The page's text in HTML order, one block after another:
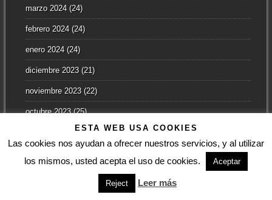
marzo 2024(24)
febrero 2024(24)
enero 2024(24)
diciembre 2023(21)
noviembre 2023(22)
octubre 2023(25)
septiembre 2023(19)
ESTA WEB USA COOKIES
Las cookies nos ayudan a ofrecer nuestros servicios, y al utilizar
los mismos, usted acepta el uso de cookies.
Aceptar
Reject Leer más